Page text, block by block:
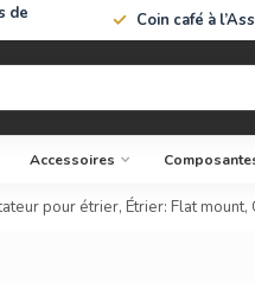
de Coin café à
Accessoires
pour étrier, Étrier: Flat